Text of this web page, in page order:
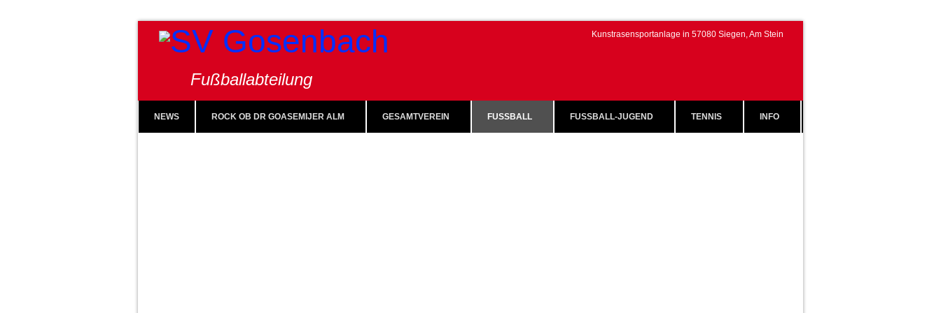
Fußballabteilung
Kunstrasensportanlage in 57080 Siegen, Am Stein
NEWS ROCK OB DR GOASEMIJER ALM GESAMTVEREIN FUSSBALL FUSSBALL-JUGEND TENNIS INFO